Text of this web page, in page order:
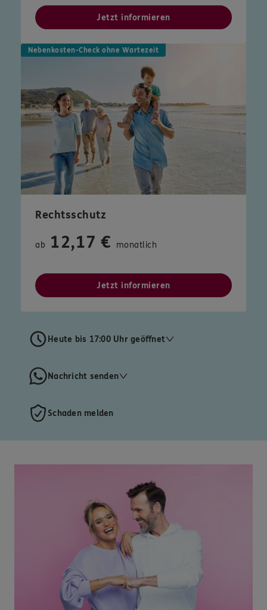
Jetzt informieren
Nebenkosten-Check ohne Wartezeit
Rechtsschutz
ab 12,17 € monatlich
Jetzt informieren
Heute bis 17:00 Uhr geöffnet
Nachricht senden
Schaden melden